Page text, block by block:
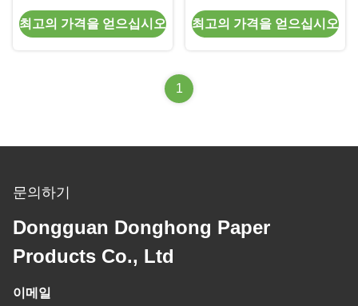
식용 책 모양 상자
최고의 가격을 얻으십시오
최고의 가격을 얻으십시오
1
문의하기
Dongguan Donghong Paper
Products Co., Ltd
이메일